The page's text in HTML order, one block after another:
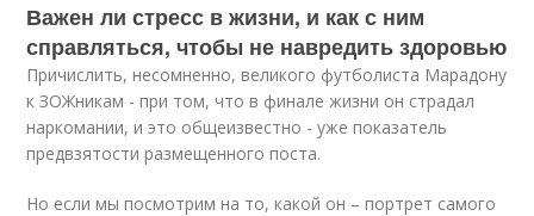
Важен ли стресс в жизни, и как с ним
справляться, чтобы не навредить здоровью
Причислить, несомненно, великого футболиста Марадону
к ЗОЖникам - при том, что в финале жизни он страдал
наркомании, и это общеизвестно - уже показатель
предвзятости размещенного поста.
Но если мы посмотрим на то, какой он – портрет самого